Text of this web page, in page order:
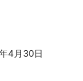
4月30日